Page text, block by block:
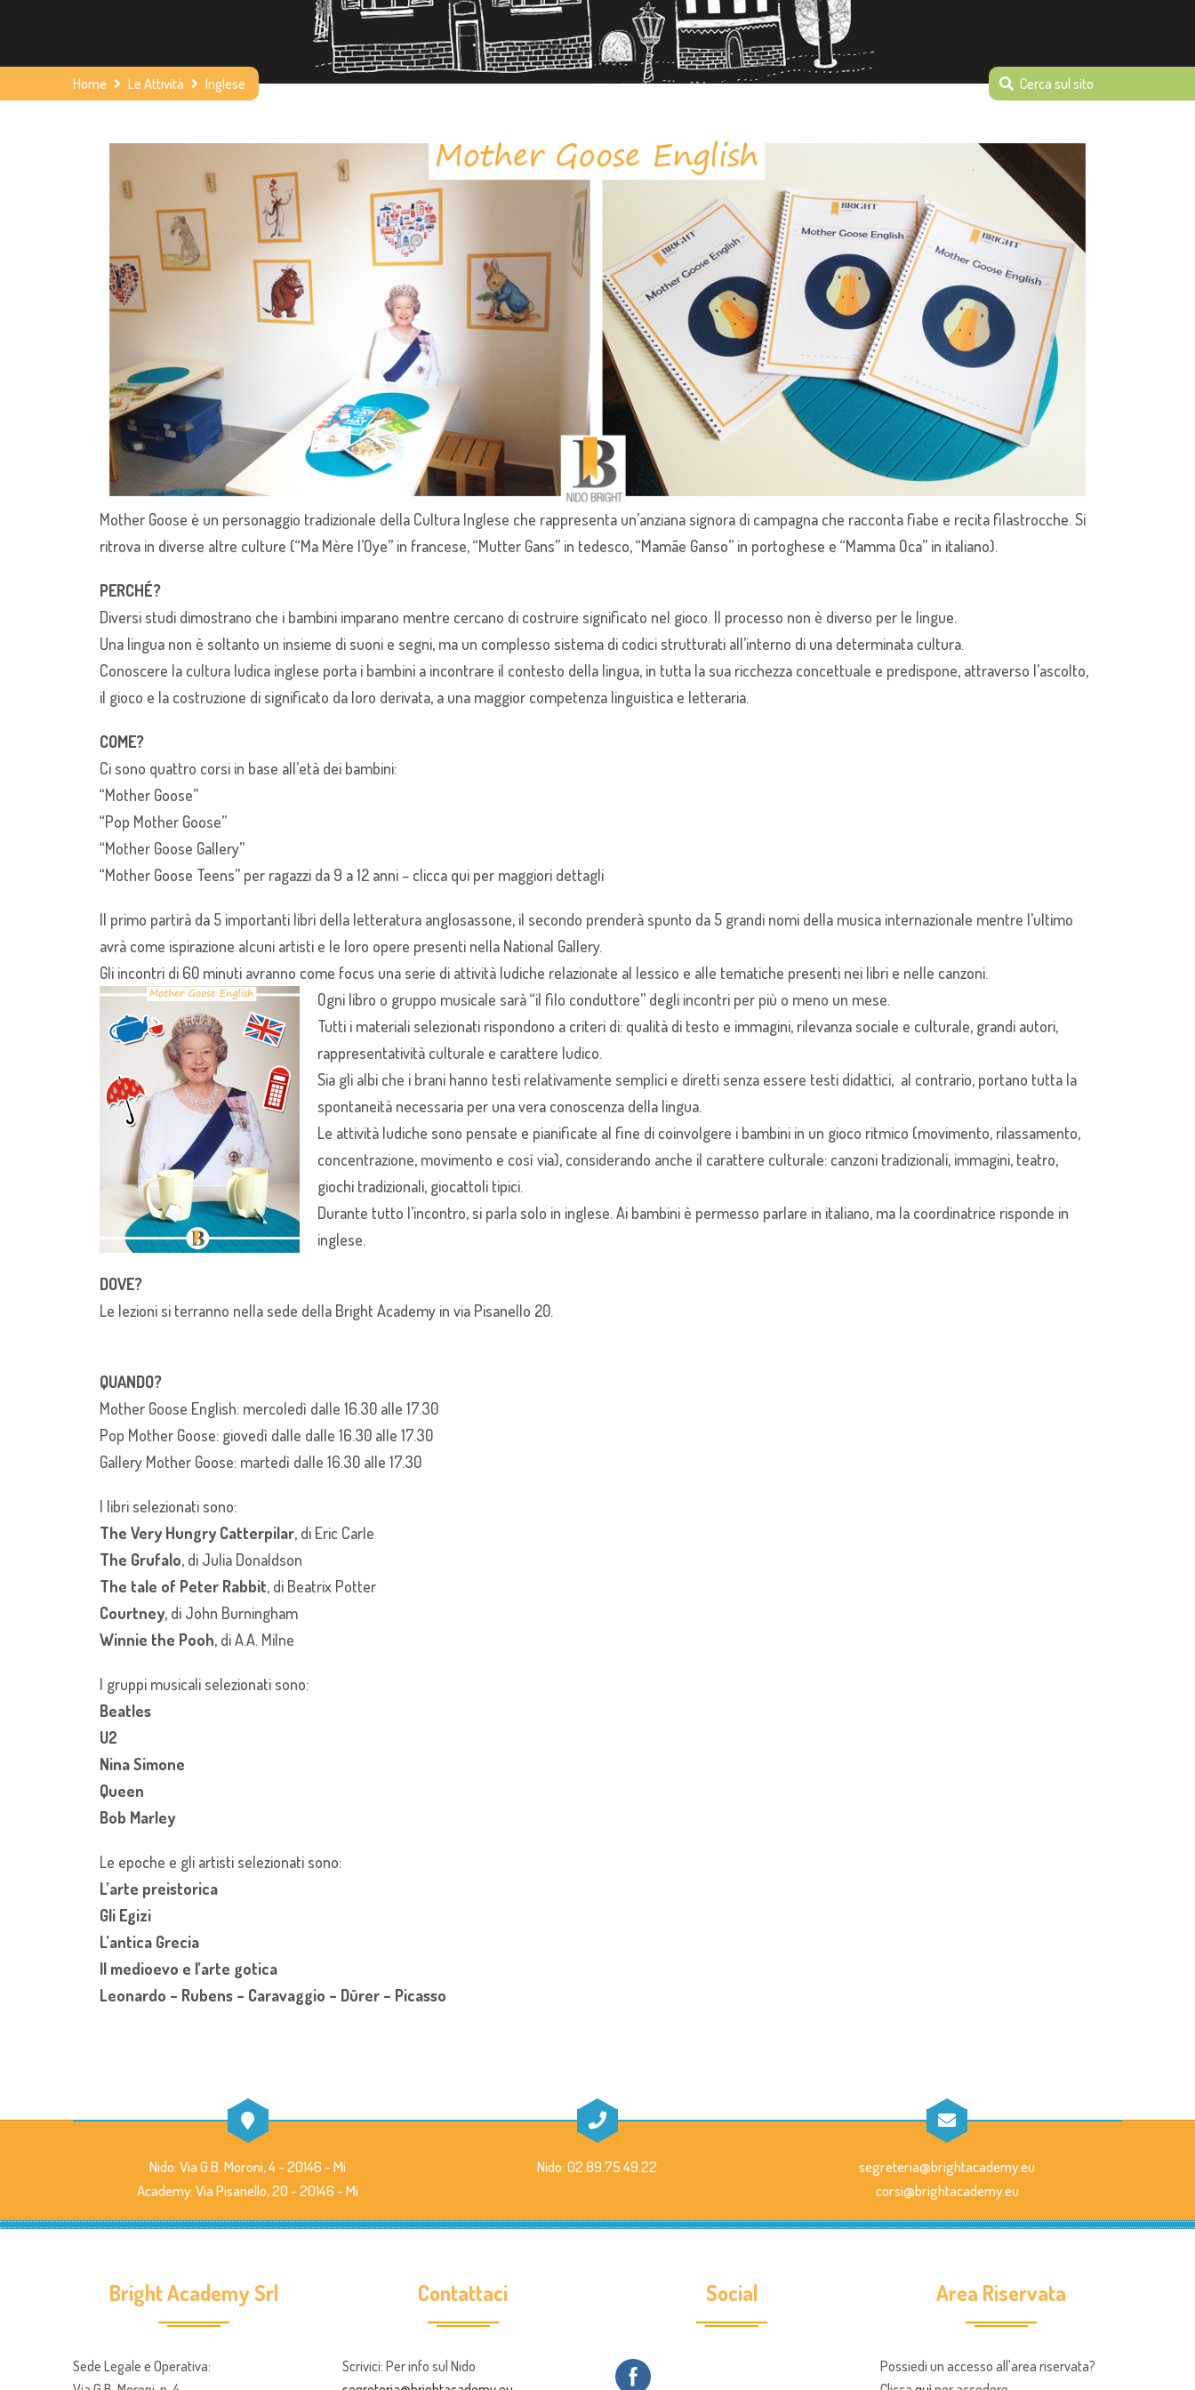
Home Le Attività Inglese
Mother Goose è un personaggio tradizionale della Cultura Inglese che rappresenta un’anziana signora di campagna che racconta fiabe e recita filastrocche. Si
ritrova in diverse altre culture (“Ma Mère l’Oye” in francese, “Mutter Gans” in tedesco, “Mamãe Ganso” in portoghese e “Mamma Oca” in italiano).
PERCHÉ?
Diversi studi dimostrano che i bambini imparano mentre cercano di costruire significato nel gioco. Il processo non è diverso per le lingue.
Una lingua non è soltanto un insieme di suoni e segni, ma un complesso sistema di codici strutturati all’interno di una determinata cultura.
Conoscere la cultura ludica inglese porta i bambini a incontrare il contesto della lingua, in tutta la sua ricchezza concettuale e predispone, attraverso l’ascolto,
il gioco e la costruzione di significato da loro derivata, a una maggior competenza linguistica e letteraria.
COME?
Ci sono quattro corsi in base all’età dei bambini:
“Mother Goose”
“Pop Mother Goose”
“Mother Goose Gallery”
“Mother Goose Teens” per ragazzi da 9 a 12 anni – clicca qui per maggiori dettagli
Il primo partirà da 5 importanti libri della letteratura anglosassone, il secondo prenderà spunto da 5 grandi nomi della musica internazionale mentre l’ultimo
avrà come ispirazione alcuni artisti e le loro opere presenti nella National Gallery.
Gli incontri di 60 minuti avranno come focus una serie di attività ludiche relazionate al lessico e alle tematiche presenti nei libri e nelle canzoni.
Ogni libro o gruppo musicale sarà “il filo conduttore” degli incontri per più o meno un mese.
Tutti i materiali selezionati rispondono a criteri di: qualità di testo e immagini, rilevanza sociale e culturale, grandi autori,
rappresentatività culturale e carattere ludico.
Sia gli albi che i brani hanno testi relativamente semplici e diretti senza essere testi didattici, al contrario, portano tutta la
spontaneità necessaria per una vera conoscenza della lingua.
Le attività ludiche sono pensate e pianificate al fine di coinvolgere i bambini in un gioco ritmico (movimento, rilassamento,
concentrazione, movimento e così via), considerando anche il carattere culturale: canzoni tradizionali, immagini, teatro,
giochi tradizionali, giocattoli tipici.
Durante tutto l’incontro, si parla solo in inglese. Ai bambini è permesso parlare in italiano, ma la coordinatrice risponde in
inglese.
DOVE?
Le lezioni si terranno nella sede della Bright Academy in via Pisanello 20.
QUANDO?
Mother Goose English: mercoledì dalle 16.30 alle 17.30
Pop Mother Goose: giovedì dalle dalle 16.30 alle 17.30
Gallery Mother Goose: martedì dalle 16.30 alle 17.30
I libri selezionati sono:
The Very Hungry Catterpilar, di Eric Carle
The Grufalo, di Julia Donaldson
The tale of Peter Rabbit, di Beatrix Potter
Courtney, di John Burningham
Winnie the Pooh, di A.A. Milne
I gruppi musicali selezionati sono:
Beatles
U2
Nina Simone
Queen
Bob Marley
Le epoche e gli artisti selezionati sono:
L’arte preistorica
Gli Egizi
L’antica Grecia
Il medioevo e l’arte gotica
Leonardo – Rubens – Caravaggio – Dürer – Picasso
Nido: Via G.B. Moroni, 4 - 20146 - Mi
Academy: Via Pisanello, 20 - 20146 - Mi
Nido: 02.89.75.49.22
segreteria@brightacademy.eu
corsi@brightacademy.eu
Bright Academy Srl
Sede Legale e Operativa:
Contattaci
Scrivici: Per info sul Nido
Social Area Riservata
Possiedi un accesso all'area riservata?